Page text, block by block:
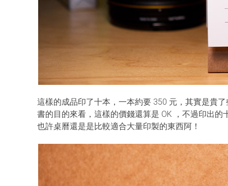
這樣的成品印了十本，一本約要 350 元，其實是貴
書的目的來看，這樣的價錢還算是 OK ，不過印出
也許桌曆還是是比較適合大量印製的東西阿！